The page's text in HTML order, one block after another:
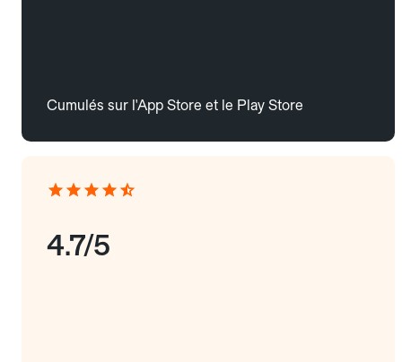
Cumulés sur l'App Store et le Play Store
4.7/5